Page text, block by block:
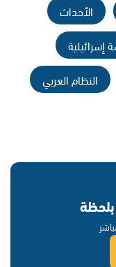
الأحداث
إسرائيلية
النظام العربي
بلحظة